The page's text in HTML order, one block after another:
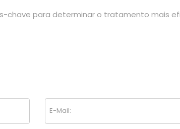
chave para determinar o tratamento mais